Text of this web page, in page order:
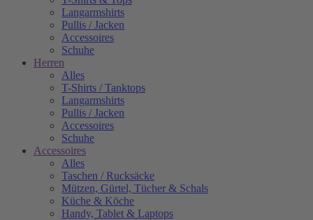
Langarmshirts
Pullis / Jacken
Accessoires
Schuhe
Herren
Alles
T-Shirts / Tanktops
Langarmshirts
Pullis / Jacken
Accessoires
Schuhe
Accessoires
Alles
Taschen / Rucksäcke
Mützen, Gürtel, Tücher & Schals
Küche & Köche
Handy, Tablet & Laptops